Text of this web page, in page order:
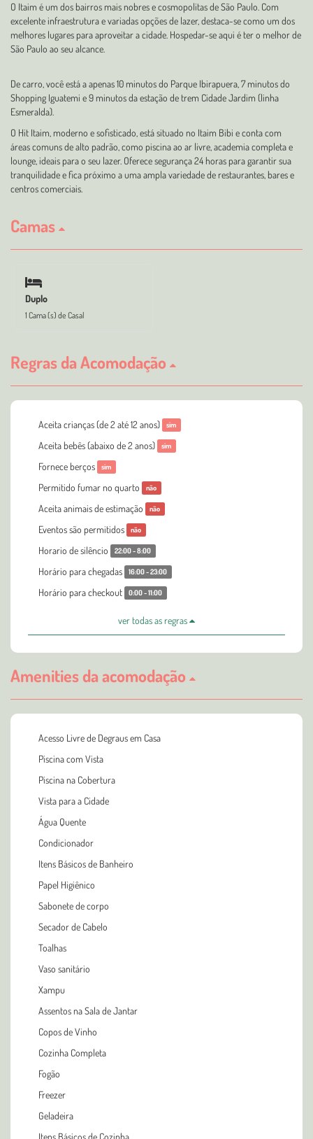
O Itaim é um dos bairros mais nobres e cosmopolitas de São Paulo. Com
excelente infraestrutura e variadas opções de lazer, destaca-se como um dos
melhores lugares para aproveitar a cidade. Hospedar-se aqui é ter o melhor de
São Paulo ao seu alcance.
De carro, você está a apenas 10 minutos do Parque Ibirapuera, 7 minutos do
Shopping Iguatemi e 9 minutos da estação de trem Cidade Jardim (linha
Esmeralda).
O Hit Itaim, moderno e sofisticado, está situado no Itaim Bibi e conta com
áreas comuns de alto padrão, como piscina ao ar livre, academia completa e
lounge, ideais para o seu lazer. Oferece segurança 24 horas para garantir sua
tranquilidade e fica próximo a uma ampla variedade de restaurantes, bares e
centros comerciais.
Camas
Duplo
1 Cama (s) de Casal
Regras da Acomodação
Aceita crianças (de 2 até 12 anos) sim
Aceita bebês (abaixo de 2 anos) sim
Fornece berços sim
Permitido fumar no quarto não
Aceita animais de estimação não
Eventos são permitidos não
Horario de silêncio 22:00 - 8:00
Horário para chegadas 16:00 - 23:00
Horário para checkout 0:00 - 11:00
ver todas as regras
Amenities da acomodação
Acesso Livre de Degraus em Casa
Piscina com Vista
Piscina na Cobertura
Vista para a Cidade
Água Quente
Condicionador
Itens Básicos de Banheiro
Papel Higiênico
Sabonete de corpo
Secador de Cabelo
Toalhas
Vaso sanitário
Xampu
Assentos na Sala de Jantar
Copos de Vinho
Cozinha Completa
Fogão
Freezer
Geladeira
Itens Básicos de Cozinha